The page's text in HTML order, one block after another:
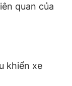
quan của
khiển xe